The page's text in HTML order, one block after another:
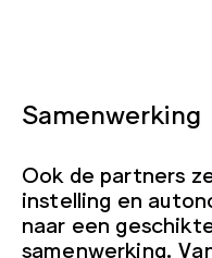
Samenwerking
Ook de partners
instelling en
naar een
samenwerking.